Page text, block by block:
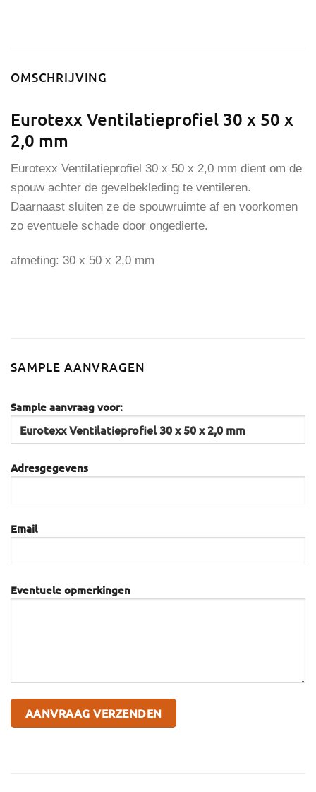
OMSCHRIJVING
Eurotexx Ventilatieprofiel 30 x 50 x
2,0 mm
Eurotexx Ventilatieprofiel 30 x 50 x 2,0 mm dient om de
spouw achter de gevelbekleding te ventileren.
Daarnaast sluiten ze de spouwruimte af en voorkomen
zo eventuele schade door ongedierte.
afmeting: 30 x 50 x 2,0 mm
SAMPLE AANVRAGEN
Sample aanvraag voor:
Adresgegevens
Email
Eventuele opmerkingen